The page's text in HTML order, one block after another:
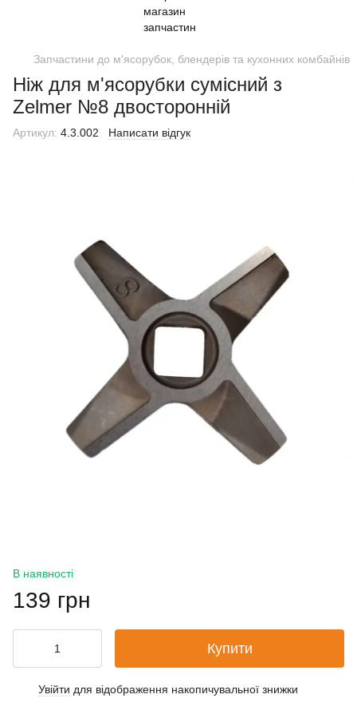
Запчастини до м'ясорубок, блендерів та кухонних комбайнів
Ніж для м'ясорубки сумісний з
Zelmer №8 двосторонній
Артикул: 4.3.002 Написати відгук
В наявності
139 грн
Купити
Увійти для відображення накопичувальної знижки